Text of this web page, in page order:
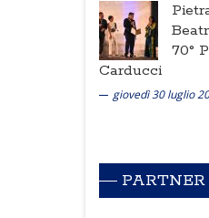
70°
Carducci
giovedì 30 luglio
PARTNER